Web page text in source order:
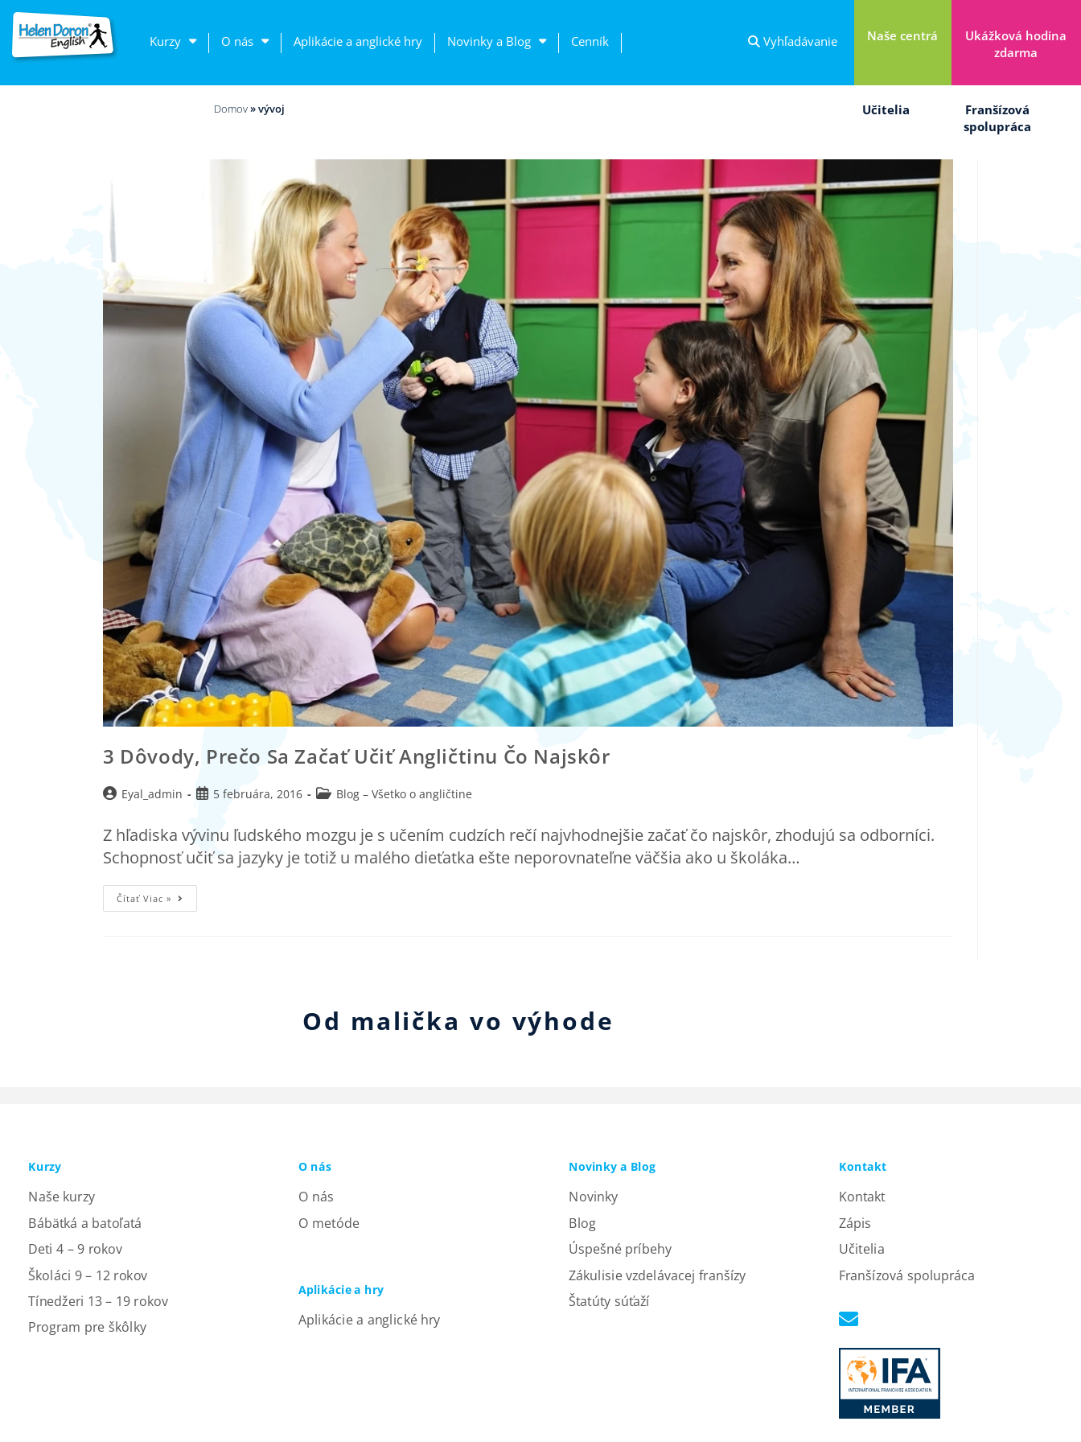
Kurzy O nás Aplikácie a anglické hry Novinky a Blog Cenník Vyhľadávanie Naše centrá
Ukážková hodina
zdarma
Domov»vývoj Učitelia
Franšízová
spolupráca
3 Dôvody, Prečo Sa Začať Učiť Angličtinu Čo Najskôr
Eyal_admin 5 februára, 2016 Blog – Všetko o angličtine
Z hľadiska vývinu ľudského mozgu je s učením cudzích rečí najvhodnejšie začať čo najskôr, zhodujú sa odborníci.
Schopnosť učiť sa jazyky je totiž u malého dieťatka ešte neporovnateľne väčšia ako u školáka…
Čítať Viac »
Od malička vo výhode
Kurzy
Naše kurzy
Bábätká a batoľatá
Deti 4 – 9 rokov
Školáci 9 – 12 rokov
Tínedžeri 13 – 19 rokov
Program pre škôlky
O nás
O nás
O metóde
Aplikácie a hry
Aplikácie a anglické hry
Novinky a Blog
Novinky
Blog
Úspešné príbehy
Zákulisie vzdelávacej franšízy
Štatúty súťaží
Kontakt
Kontakt
Zápis
Učitelia
Franšízová spolupráca